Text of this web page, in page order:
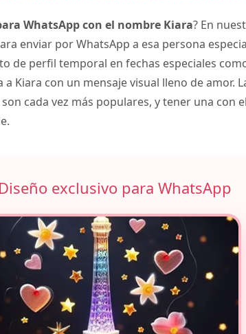
WhatsApp con el nombre Kiara? En
enviar por WhatsApp a esa persona
de perfil temporal en fechas especiales
Kiara con un mensaje visual lleno de amor.
son cada vez más populares, y tener una con
Diseño exclusivo para WhatsApp